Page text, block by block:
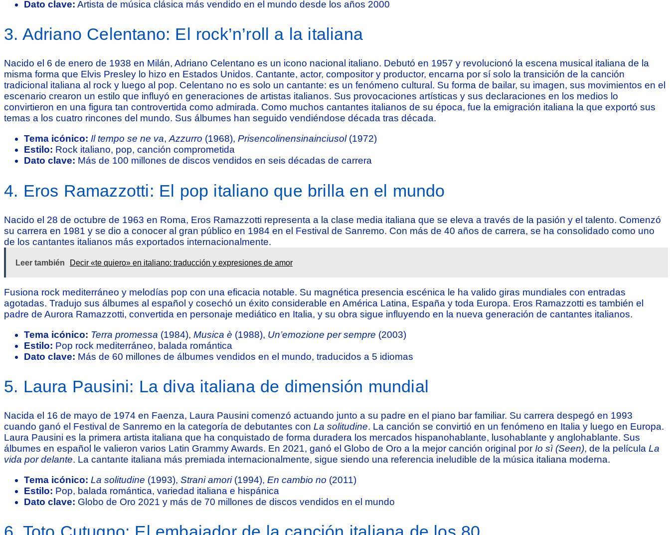
Dato clave: Artista de música clásica más vendido en el mundo desde los años 2000
3. Adriano Celentano: El rock’n’roll a la italiana
Nacido el 6 de enero de 1938 en Milán, Adriano Celentano es un icono nacional italiano. Debutó en 1957 y revolucionó la escena musical italiana de la
misma forma que Elvis Presley lo hizo en Estados Unidos. Cantante, actor, compositor y productor, encarna por sí solo la transición de la canción
tradicional italiana al rock y luego al pop. Celentano no es solo un cantante: es un fenómeno cultural. Su forma de bailar, su imagen, sus movimientos en el
escenario crearon un estilo que influyó en generaciones de artistas italianos. Sus provocaciones artísticas y sus declaraciones en los medios lo
convirtieron en una figura tan controvertida como admirada. Como muchos cantantes italianos de su época, fue la emigración italiana la que exportó sus
temas a los cuatro rincones del mundo. Sus álbumes han seguido vendiéndose década tras década.
Tema icónico: Il tempo se ne va,Azzurro (1968), Prisencolinensinainciusol(1972)
Estilo: Rock italiano, pop, canción comprometida
Dato clave: Más de 100 millones de discos vendidos en seis décadas de carrera
4. Eros Ramazzotti: El pop italiano que brilla en el mundo
Nacido el 28 de octubre de 1963 en Roma, Eros Ramazzotti representa a la clase media italiana que se eleva a través de la pasión y el talento. Comenzó
su carrera en 1981 y se dio a conocer al gran público en 1984 en el Festival de Sanremo. Con más de 40 años de carrera, se ha consolidado como uno
de los cantantes italianos más exportados internacionalmente.
Leer también Decir «te quiero» en italiano: traducción y expresiones de amor
Fusiona rock mediterráneo y melodías pop con una eficacia notable. Su magnética presencia escénica le ha valido giras mundiales con entradas
agotadas. Tradujo sus álbumes al español y cosechó un éxito considerable en América Latina, España y toda Europa. Eros Ramazzotti es también el
padre de Aurora Ramazzotti, convertida en personaje mediático en Italia, y su obra sigue influyendo en la nueva generación de cantantes italianos.
Tema icónico: Terra promessa (1984), Musica è (1988), Un’emozione per sempre (2003)
Estilo: Pop rock mediterráneo, balada romántica
Dato clave: Más de 60 millones de álbumes vendidos en el mundo, traducidos a 5 idiomas
5. Laura Pausini: La diva italiana de dimensión mundial
Nacida el 16 de mayo de 1974 en Faenza, Laura Pausini comenzó actuando junto a su padre en el piano bar familiar. Su carrera despegó en 1993
cuando ganó el Festival de Sanremo en la categoría de debutantes con La solitudine. La canción se convirtió en un fenómeno en Italia y luego en Europa.
Laura Pausini es la primera artista italiana que ha conquistado de forma duradera los mercados hispanohablante, lusohablante y anglohablante. Sus
álbumes en español le valieron varios Latin Grammy Awards. En 2021, ganó el Globo de Oro a la mejor canción original por Io sì (Seen), de la película La
vida por delante. La cantante italiana más premiada internacionalmente, sigue siendo una referencia ineludible de la música italiana moderna.
Tema icónico: La solitudine (1993), Strani amori(1994), En cambio no (2011)
Estilo: Pop, balada romántica, variedad italiana e hispánica
Dato clave: Globo de Oro 2021 y más de 70 millones de discos vendidos en el mundo